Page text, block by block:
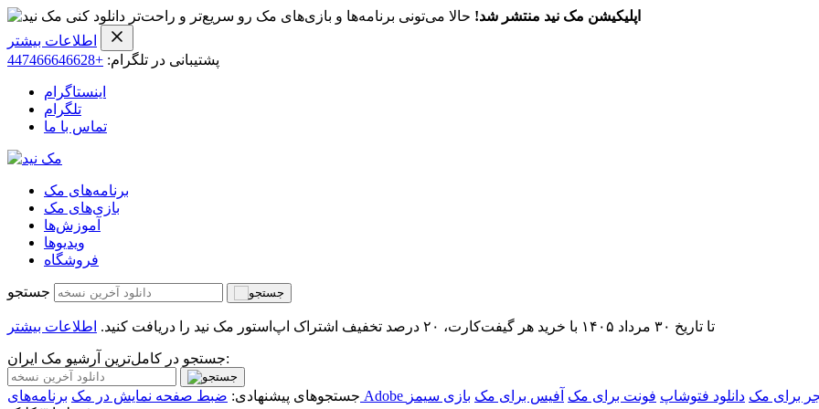
اپلیکیشن مک نید منتشر شد! حالا می‌تونی برنامه‌ها و بازی‌های مک رو سریع‌تر و راحت‌تر دانلود کنی
اطلاعات بیشتر
پشتیبانی در تلگرام: +447466646628
اینستاگرام
تلگرام
تماس با ما
برنامه‌های مک
بازی‌های مک
آموزش‌ها
ویدیو‌ها
فروشگاه
جستجو
تا تاریخ ۳۰ مرداد ۱۴۰۵ با خرید هر گیفت‌کارت، ۲۰ درصد تخفیف اشتراک اپ‌استور مک نید را دریافت کنید. اطلاعات بیشتر
جستجو در کامل‌ترین آرشیو مک ایران:
جستجوهای پیشنهادی: ضبط صفحه نمایش در مک برای مک دانلود فتوشاپ فونت برای مک آفیس برای مک بازی سیمز